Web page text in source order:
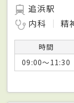
追浜駅
内科
精
時間
09:00～11:30